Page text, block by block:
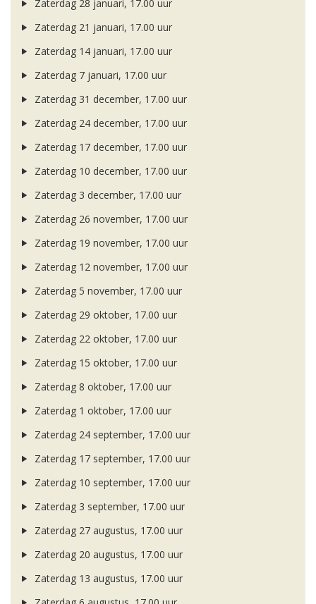
Zaterdag 28 januari, 17.00 uur
Zaterdag 21 januari, 17.00 uur
Zaterdag 14 januari, 17.00 uur
Zaterdag 7 januari, 17.00 uur
Zaterdag 31 december, 17.00 uur
Zaterdag 24 december, 17.00 uur
Zaterdag 17 december, 17.00 uur
Zaterdag 10 december, 17.00 uur
Zaterdag 3 december, 17.00 uur
Zaterdag 26 november, 17.00 uur
Zaterdag 19 november, 17.00 uur
Zaterdag 12 november, 17.00 uur
Zaterdag 5 november, 17.00 uur
Zaterdag 29 oktober, 17.00 uur
Zaterdag 22 oktober, 17.00 uur
Zaterdag 15 oktober, 17.00 uur
Zaterdag 8 oktober, 17.00 uur
Zaterdag 1 oktober, 17.00 uur
Zaterdag 24 september, 17.00 uur
Zaterdag 17 september, 17.00 uur
Zaterdag 10 september, 17.00 uur
Zaterdag 3 september, 17.00 uur
Zaterdag 27 augustus, 17.00 uur
Zaterdag 20 augustus, 17.00 uur
Zaterdag 13 augustus, 17.00 uur